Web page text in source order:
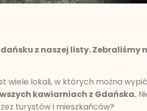
z naszej listy.
lokali, w których można
kawiarniach z Gdańska.
turystów i mieszkańców?